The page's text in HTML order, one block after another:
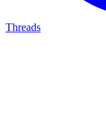
Threads